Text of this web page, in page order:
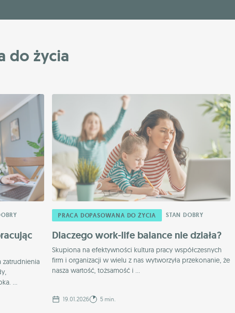
do życia
zatrudnienia
...
PRACA DOPASOWANA DO ŻYCIA STAN DOBRY
Dlaczego work-life balance nie działa?
Skupiona na efektywności kultura pracy współczesnych
firm i organizacji w wielu z nas wytworzyła przekonanie, że
nasza wartość, tożsamość i ...
19.01.2026 5 min.